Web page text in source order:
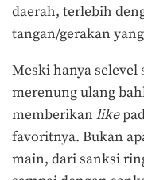
daerah, terlebih
tangan/gerakan
Meski hanya selevel
merenung ulang
memberikan like
favoritnya. Bukan
main, dari sanksi